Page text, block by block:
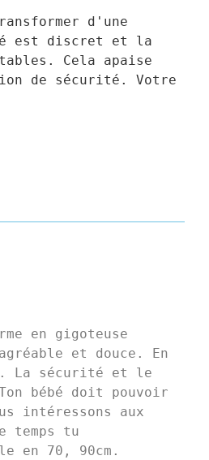
d'une
est discret et la
Cela apaise
de sécurité. Votre
en gigoteuse
et douce. En
La sécurité et le
bébé doit pouvoir
intéressons aux
temps tu
en 70, 90cm.